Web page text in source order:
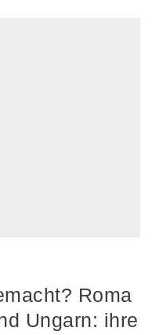
Roma
Ungarn: ihre